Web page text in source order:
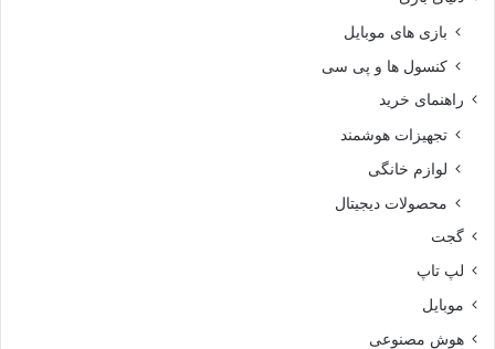
بازی های موبایل
کنسول ها و پی سی
راهنمای خرید
تجهیزات هوشمند
لوازم خانگی
محصولات دیجیتال
گجت
لپ تاپ
موبایل
هوش مصنوعی